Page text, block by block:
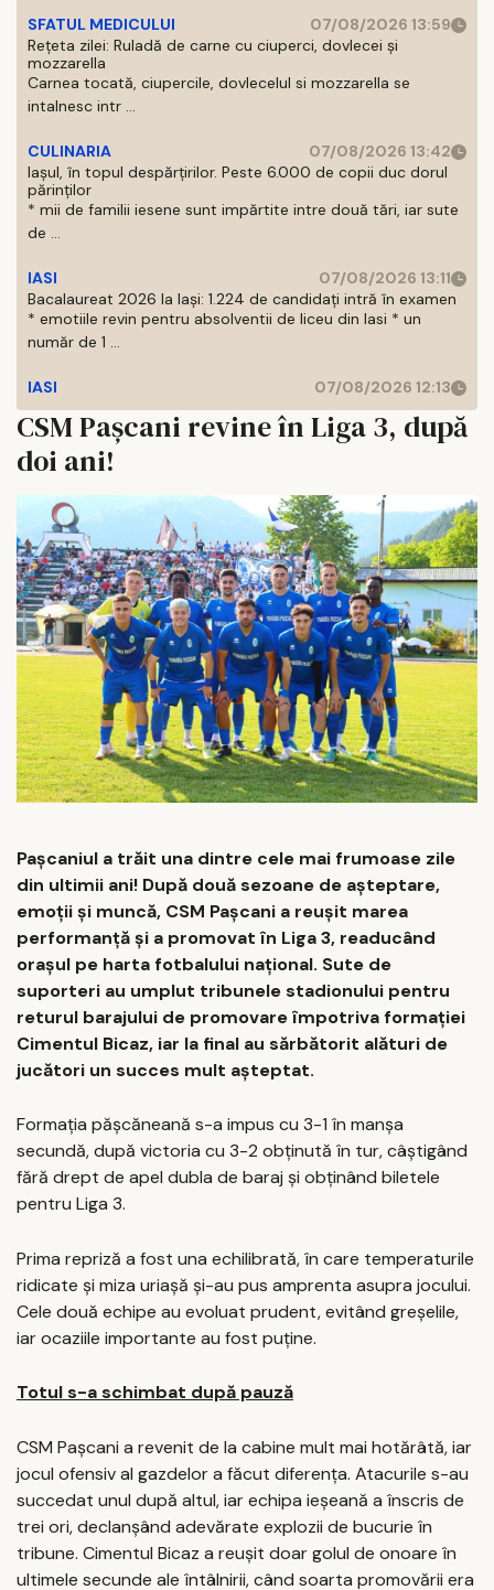
SFATUL MEDICULUI
07/08/2026 13:59
Rețeta zilei: Ruladă de carne cu ciuperci, dovlecei și
mozzarella
Carnea tocată, ciupercile, dovlecelul si mozzarella se
intalnesc intr ...
CULINARIA
07/08/2026 13:42
Iașul, în topul despărțirilor. Peste 6.000 de copii duc dorul
părinților
* mii de familii iesene sunt impărtite intre două tări, iar sute
de ...
IASI
07/08/2026 13:11
Bacalaureat 2026 la Iași: 1.224 de candidați intră în examen
* emotiile revin pentru absolventii de liceu din Iasi * un
număr de 1 ...
IASI 07/08/2026 12:13
CSM Pașcani revine în Liga 3, după
doi ani!
Pașcaniul a trăit una dintre cele mai frumoase zile
din ultimii ani! După două sezoane de așteptare,
emoții și muncă, CSM Pașcani a reușit marea
performanță și a promovat în Liga 3, readucând
orașul pe harta fotbalului național. Sute de
suporteri au umplut tribunele stadionului pentru
returul barajului de promovare împotriva formației
Cimentul Bicaz, iar la final au sărbătorit alături de
jucători un succes mult așteptat.
Formația pășcăneană s-a impus cu 3-1 în manșa
secundă, după victoria cu 3-2 obținută în tur, câștigând
fără drept de apel dubla de baraj și obținând biletele
pentru Liga 3.
Prima repriză a fost una echilibrată, în care temperaturile
ridicate și miza uriașă și-au pus amprenta asupra jocului.
Cele două echipe au evoluat prudent, evitând greșelile,
iar ocaziile importante au fost puține.
Totul s-a schimbat după pauză
CSM Pașcani a revenit de la cabine mult mai hotărâtă, iar
jocul ofensiv al gazdelor a făcut diferența. Atacurile s-au
succedat unul după altul, iar echipa ieșeană a înscris de
trei ori, declanșând adevărate explozii de bucurie în
tribune. Cimentul Bicaz a reușit doar golul de onoare în
ultimele secunde ale întâlnirii, când soarta promovării era